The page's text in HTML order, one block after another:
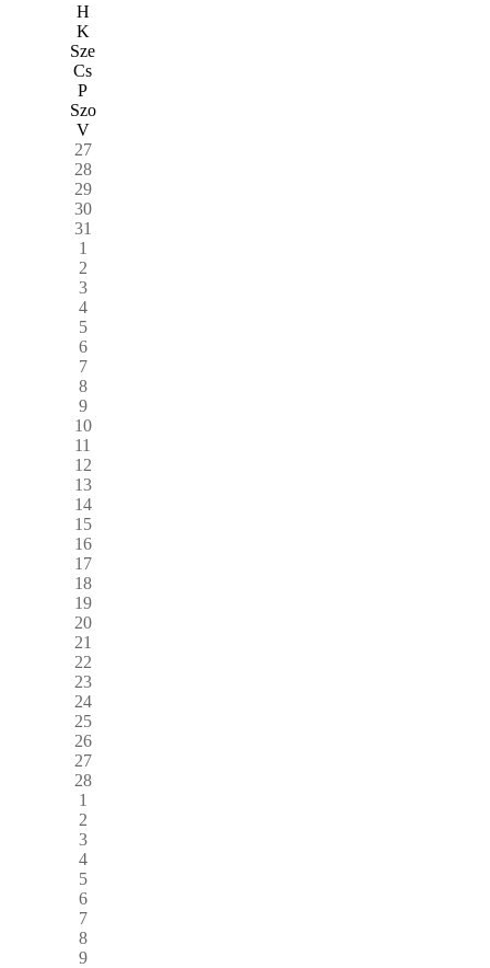
H
K
Sze
Cs
P
Szo
V
27
28
29
30
31
1
2
3
4
5
6
7
8
9
10
11
12
13
14
15
16
17
18
19
20
21
22
23
24
25
26
27
28
1
2
3
4
5
6
7
8
9